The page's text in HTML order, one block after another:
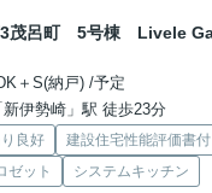
＋S(納戸) /予定
伊勢崎」駅 徒歩23分
良好 建設住宅性能評価書付
ゼット
システムキッチン